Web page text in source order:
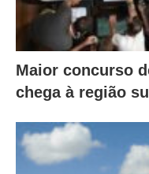
Maior concurso
chega à região sul